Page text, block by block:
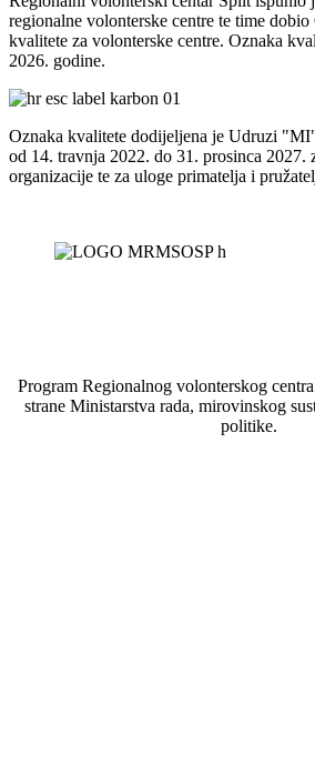
regionalne volonterske centre te time
kvalitete za volonterske centre. Oznaka
2026. godine.
Oznaka kvalitete dodijeljena je Udruzi
od 14. travnja 2022. do 31. prosinca 2027.
organizacije te za uloge primatelja i
Program Regionalnog volonterskog
strane Ministarstva rada, mirovinskog
politike.